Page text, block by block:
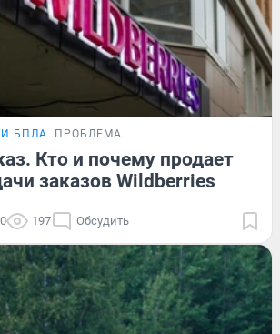
БПЛА ПРОБЛЕМА
Кто и почему продает
заказов Wildberries
197 Обсудить